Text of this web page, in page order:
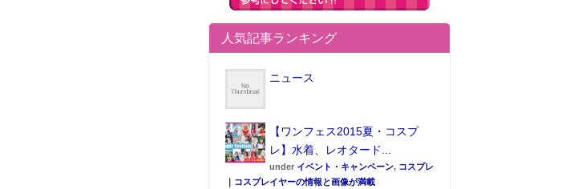
人気記事ランキング
ニュース
【ワンフェス2015夏・コスプ
レ】水着、レオタード...
under イベント・キャンペーン, コスプレ
｜コスプレイヤーの情報と画像が満載